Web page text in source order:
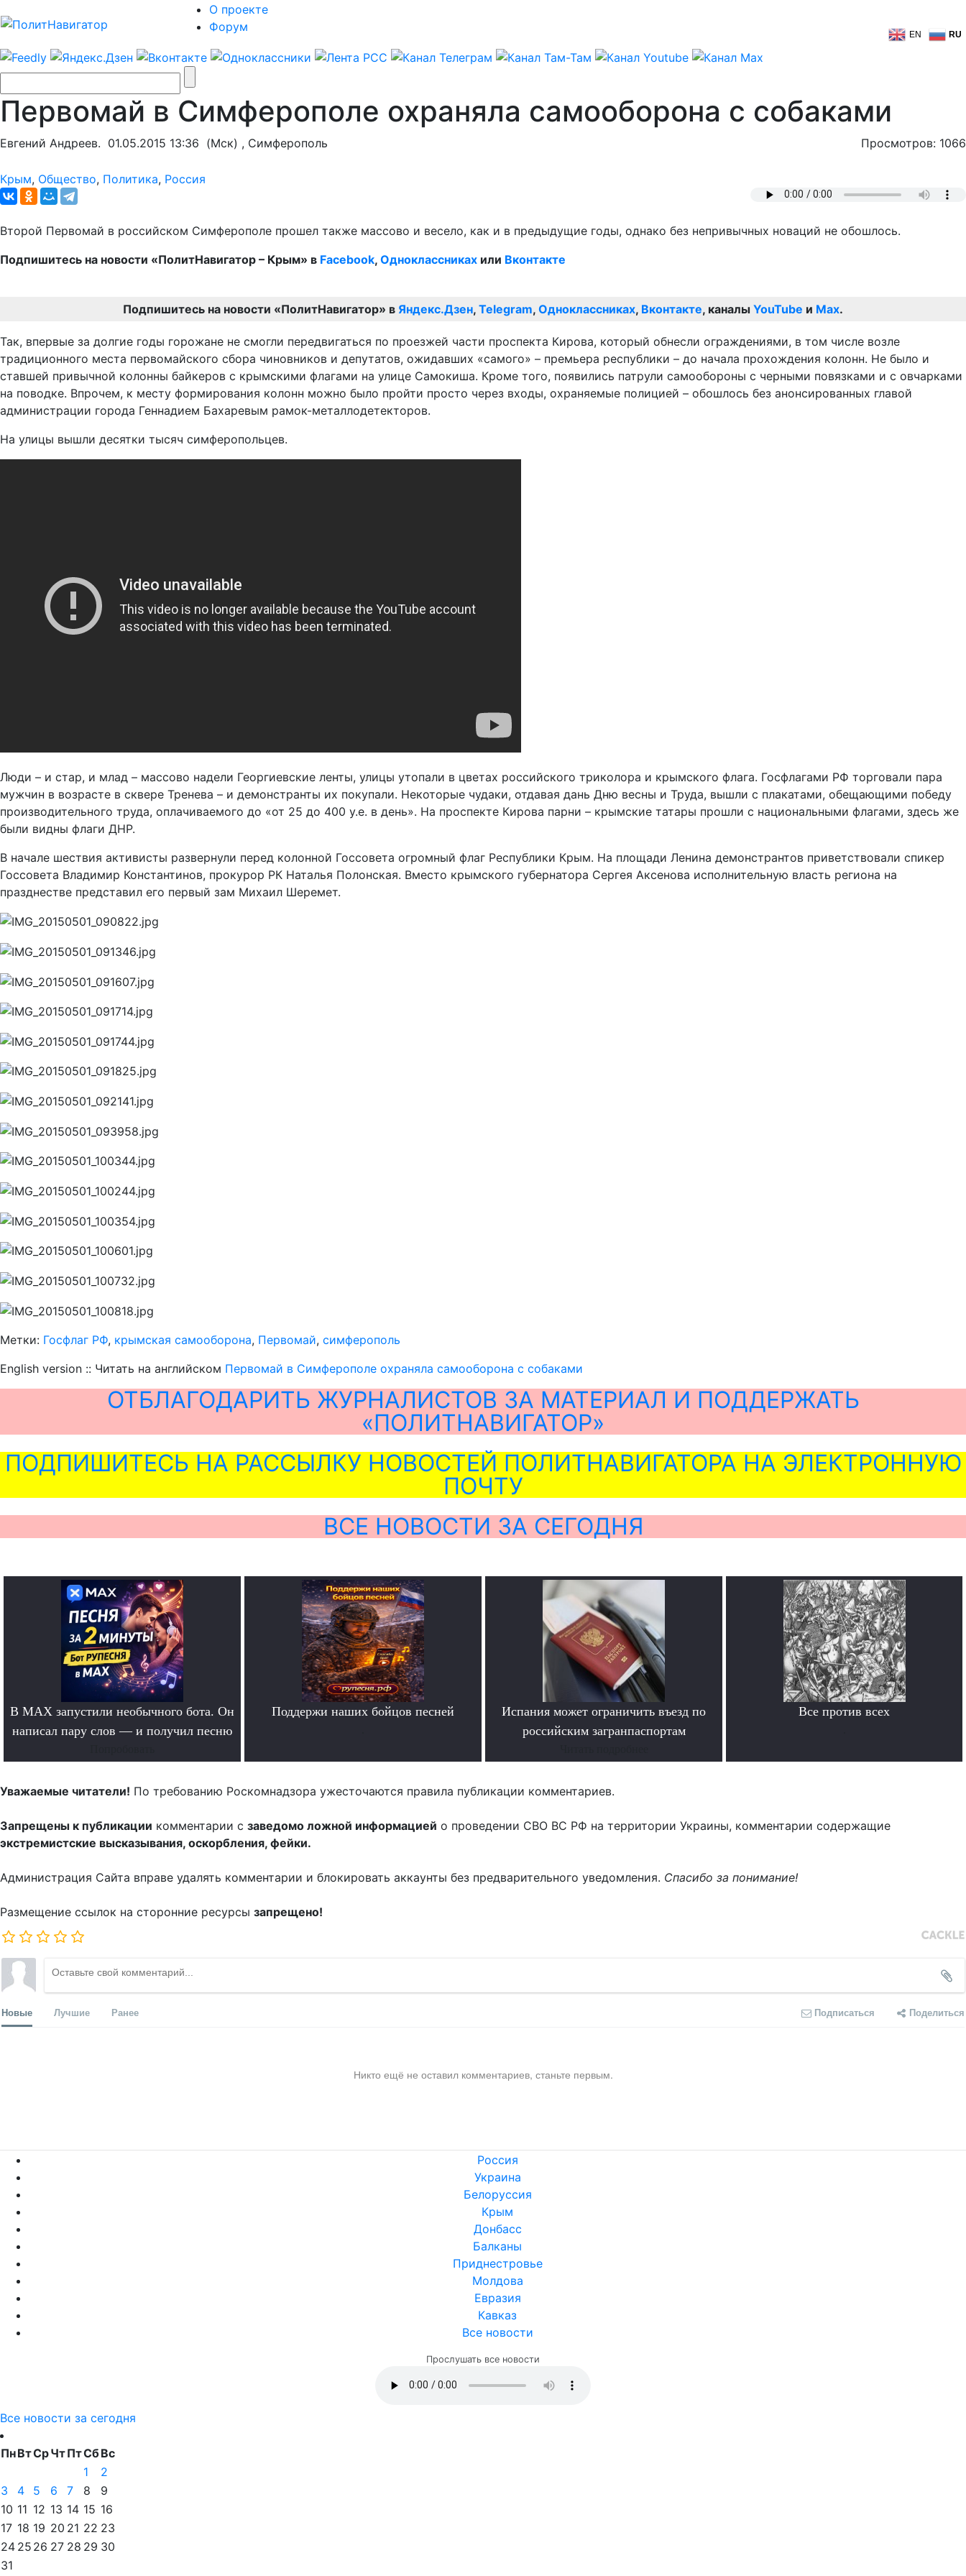
О проекте
Форум
EN RU
Первомай в Симферополе охраняла самооборона с собаками
Евгений Андреев. 01.05.2015 13:36 (Мск) , Симферополь Просмотров: 1066
Крым, Общество, Политика, Россия
Второй Первомай в российском Симферополе прошел также массово и весело, как и в предыдущие годы, однако без непривычных новаций не обошлось.
Подпишитесь на новости «ПолитНавигатор – Крым» в Facebook, Одноклассниках или Вконтакте
Подпишитесь на новости «ПолитНавигатор» в Яндекс.Дзен, Telegram, Одноклассниках, Вконтакте, каналы YouTube и Max.
Так, впервые за долгие годы горожане не смогли передвигаться по проезжей части проспекта Кирова, который обнесли ограждениями, в том числе возле
традиционного места первомайского сбора чиновников и депутатов, ожидавших «самого» – премьера республики – до начала прохождения колонн. Не было и
ставшей привычной колонны байкеров с крымскими флагами на улице Самокиша. Кроме того, появились патрули самообороны с черными повязками и с овчарками
на поводке. Впрочем, к месту формирования колонн можно было пройти просто через входы, охраняемые полицией – обошлось без анонсированных главой
администрации города Геннадием Бахаревым рамок-металлодетекторов.
На улицы вышли десятки тысяч симферопольцев.
Люди – и стар, и млад – массово надели Георгиевские ленты, улицы утопали в цветах российского триколора и крымского флага. Госфлагами РФ торговали пара
мужчин в возрасте в сквере Тренева – и демонстранты их покупали. Некоторые чудаки, отдавая дань Дню весны и Труда, вышли с плакатами, обещающими победу
производительного труда, оплачиваемого до «от 25 до 400 у.е. в день». На проспекте Кирова парни – крымские татары прошли с национальными флагами, здесь же
были видны флаги ДНР.
В начале шествия активисты развернули перед колонной Госсовета огромный флаг Республики Крым. На площади Ленина демонстрантов приветствовали спикер
Госсовета Владимир Константинов, прокурор РК Наталья Полонская. Вместо крымского губернатора Сергея Аксенова исполнительную власть региона на
празднестве представил его первый зам Михаил Шеремет.
Метки: Госфлаг РФ, крымская самооборона, Первомай, симферополь
English version :: Читать на английском Первомай в Симферополе охраняла самооборона с собаками
ОТБЛАГОДАРИТЬ ЖУРНАЛИСТОВ ЗА МАТЕРИАЛ И ПОДДЕРЖАТЬ
«ПОЛИТНАВИГАТОР»
ПОДПИШИТЕСЬ НА РАССЫЛКУ НОВОСТЕЙ ПОЛИТНАВИГАТОРА НА ЭЛЕКТРОННУЮ
ПОЧТУ
ВСЕ НОВОСТИ ЗА СЕГОДНЯ
В MAX запустили необычного бота. Он
написал пару слов — и получил песню
Поддержи наших бойцов песней
Испания может ограничить въезд по
российским загранпаспортам
Все против всех
Уважаемые читатели! По требованию Роскомнадзора ужесточаются правила публикации комментариев.
Запрещены к публикации комментарии с заведомо ложной информацией о проведении СВО ВС РФ на территории Украины, комментарии содержащие
экстремистские высказывания, оскорбления, фейки.
Администрация Сайта вправе удалять комментарии и блокировать аккаунты без предварительного уведомления. Спасибо за понимание!
Размещение ссылок на сторонние ресурсы запрещено!
Новые Лучшие Ранее Подписаться Поделиться
Никто ещё не оставил комментариев, станьте первым.
Россия
Украина
Белоруссия
Крым
Донбасс
Балканы
Приднестровье
Молдова
Евразия
Кавказ
Все новости
Прослушать все новости
Все новости за сегодня
ПнВтСрЧтПтСбВс
1
2
3
4 5 6 7 8
9
10 11 12 13 14 15 16
17 18 19 20 21 22 23
24 25 26 27 28 29 30
31